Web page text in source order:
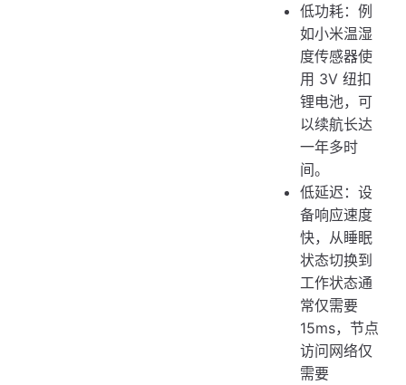
低功耗：例
如小米温湿
度传感器使
用 3V 纽扣
锂电池，可
以续航长达
一年多时
间。
低延迟：设
备响应速度
快，从睡眠
状态切换到
工作状态通
常仅需要
15ms，节点
访问网络仅
需要